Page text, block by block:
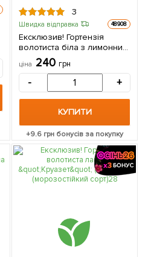
3
Швидка відправка 48908
Ексклюзив! Гортензія
волотиста біла з лимонним
відтінком "Мадонна"
(Madonna) (преміальний
швидко зростаючий,
морозостійкий сорт) 1
саджанець в упаковці
ціна 240 грн
- +
КУПИТИ
+9.6 грн бонусів за покупку